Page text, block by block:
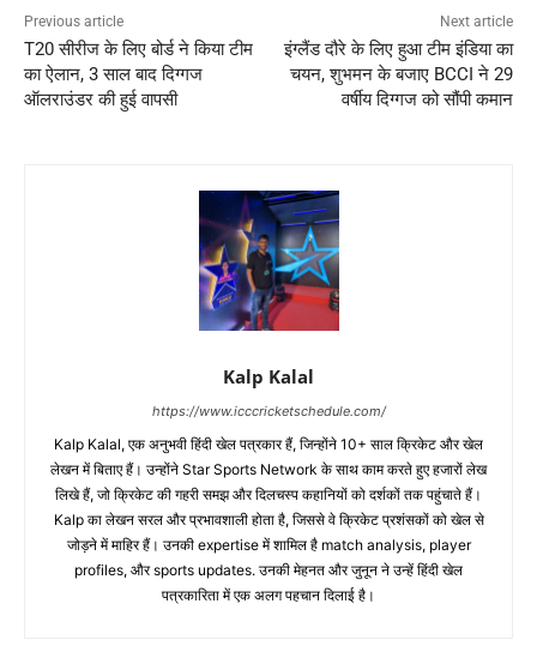
Previous article
T20 सीरीज के लिए बोर्ड ने किया टीम
का ऐलान, 3 साल बाद दिग्गज
ऑलराउंडर की हुई वापसी
Next article
इंग्लैंड दौरे के लिए हुआ टीम इंडिया का
चयन, शुभमन के बजाए BCCI ने 29
वर्षीय दिग्गज को सौंपी कमान
Kalp Kalal
https://www.icccricketschedule.com/
Kalp Kalal, एक अनुभवी हिंदी खेल पत्रकार हैं, जिन्होंने 10+ साल क्रिकेट और खेल
लेखन में बिताए हैं। उन्होंने Star Sports Network के साथ काम करते हुए हजारों लेख
लिखे हैं, जो क्रिकेट की गहरी समझ और दिलचस्प कहानियों को दर्शकों तक पहुंचाते हैं।
Kalp का लेखन सरल और प्रभावशाली होता है, जिससे वे क्रिकेट प्रशंसकों को खेल से
जोड़ने में माहिर हैं। उनकी expertise में शामिल है match analysis, player
profiles, और sports updates. उनकी मेहनत और जुनून ने उन्हें हिंदी खेल
पत्रकारिता में एक अलग पहचान दिलाई है।